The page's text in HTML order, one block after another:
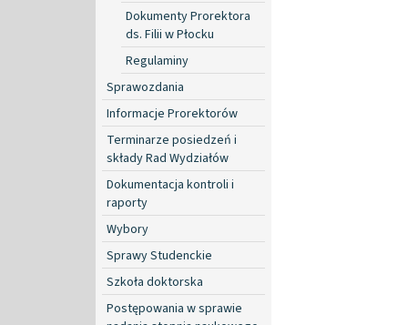
Dokumenty Prorektora
ds. Filii w Płocku
Regulaminy
Sprawozdania
Informacje Prorektorów
Terminarze posiedzeń i
składy Rad Wydziałów
Dokumentacja kontroli i
raporty
Wybory
Sprawy Studenckie
Szkoła doktorska
Postępowania w sprawie